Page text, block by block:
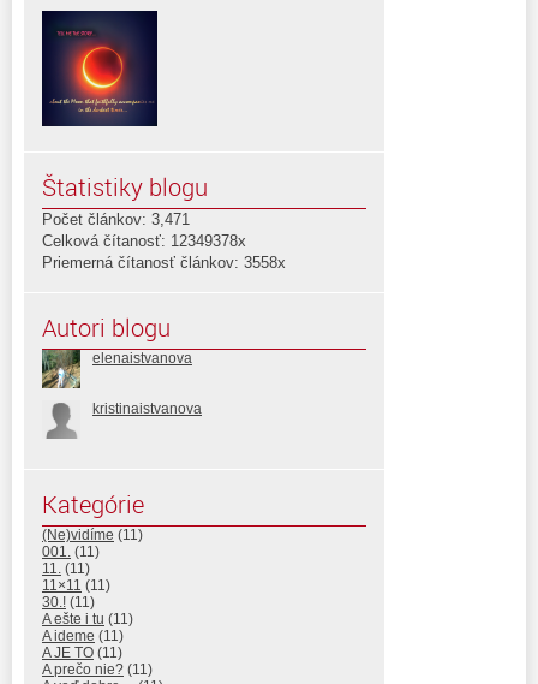
Štatistiky blogu
Počet článkov: 3,471
Celková čítanosť: 12349378x
Priemerná čítanosť článkov: 3558x
Autori blogu
elenaistvanova
kristinaistvanova
Kategórie
(Ne)vidíme (11)
001. (11)
11. (11)
11×11 (11)
30.! (11)
A ešte i tu (11)
A ideme (11)
A JE TO (11)
A prečo nie? (11)